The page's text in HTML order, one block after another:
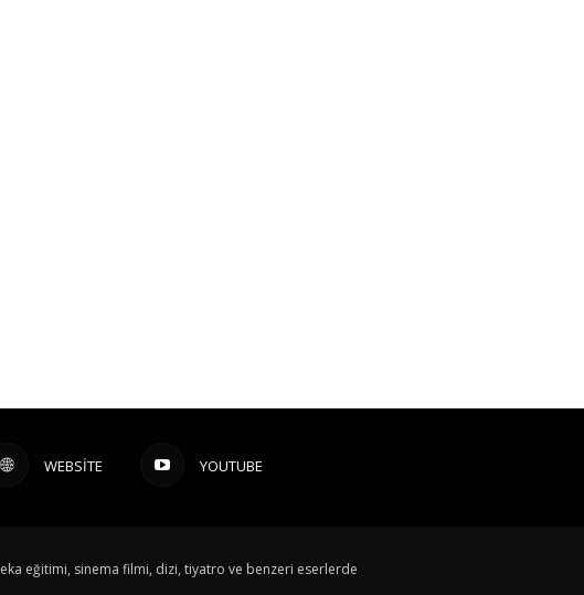
WEBSITE YOUTUBE
eğitimi, sinema filmi, dizi, tiyatro ve benzeri eserlerde